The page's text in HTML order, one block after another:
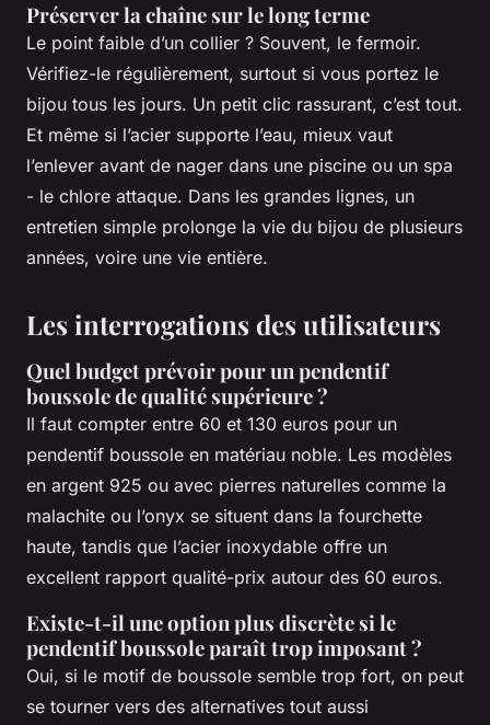
Préserver la chaîne sur le long terme
Le point faible d’un collier ? Souvent, le fermoir.
Vérifiez-le régulièrement, surtout si vous portez le
bijou tous les jours. Un petit clic rassurant, c’est tout.
Et même si l’acier supporte l’eau, mieux vaut
l’enlever avant de nager dans une piscine ou un spa
- le chlore attaque. Dans les grandes lignes, un
entretien simple prolonge la vie du bijou de plusieurs
années, voire une vie entière.
Les interrogations des utilisateurs
Quel budget prévoir pour un pendentif
boussole de qualité supérieure ?
Il faut compter entre 60 et 130 euros pour un
pendentif boussole en matériau noble. Les modèles
en argent 925 ou avec pierres naturelles comme la
malachite ou l’onyx se situent dans la fourchette
haute, tandis que l’acier inoxydable offre un
excellent rapport qualité-prix autour des 60 euros.
Existe-t-il une option plus discrète si le
pendentif boussole paraît trop imposant ?
Oui, si le motif de boussole semble trop fort, on peut
se tourner vers des alternatives tout aussi